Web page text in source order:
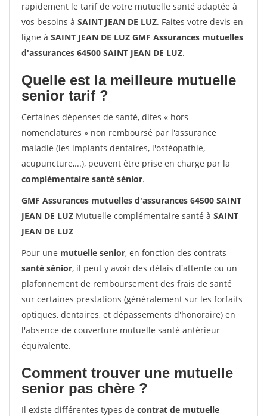
rapidement le tarif de votre mutuelle santé adaptée à
vos besoins à SAINT JEAN DE LUZ. Faites votre devis en
ligne à SAINT JEAN DE LUZ GMF Assurances mutuelles
d'assurances 64500 SAINT JEAN DE LUZ.
Quelle est la meilleure mutuelle
senior tarif ?
Certaines dépenses de santé, dites « hors
nomenclatures » non remboursé par l'assurance
maladie (les implants dentaires, l'ostéopathie,
acupuncture,...), peuvent être prise en charge par la
complémentaire santé sénior.
GMF Assurances mutuelles d'assurances 64500 SAINT
JEAN DE LUZ Mutuelle complémentaire santé à SAINT
JEAN DE LUZ
Pour une mutuelle senior, en fonction des contrats
santé sénior, il peut y avoir des délais d'attente ou un
plafonnement de remboursement des frais de santé
sur certaines prestations (généralement sur les forfaits
optiques, dentaires, et dépassements d'honoraire) en
l'absence de couverture mutuelle santé antérieur
équivalente.
Comment trouver une mutuelle
senior pas chère ?
Il existe différentes types de contrat de mutuelle